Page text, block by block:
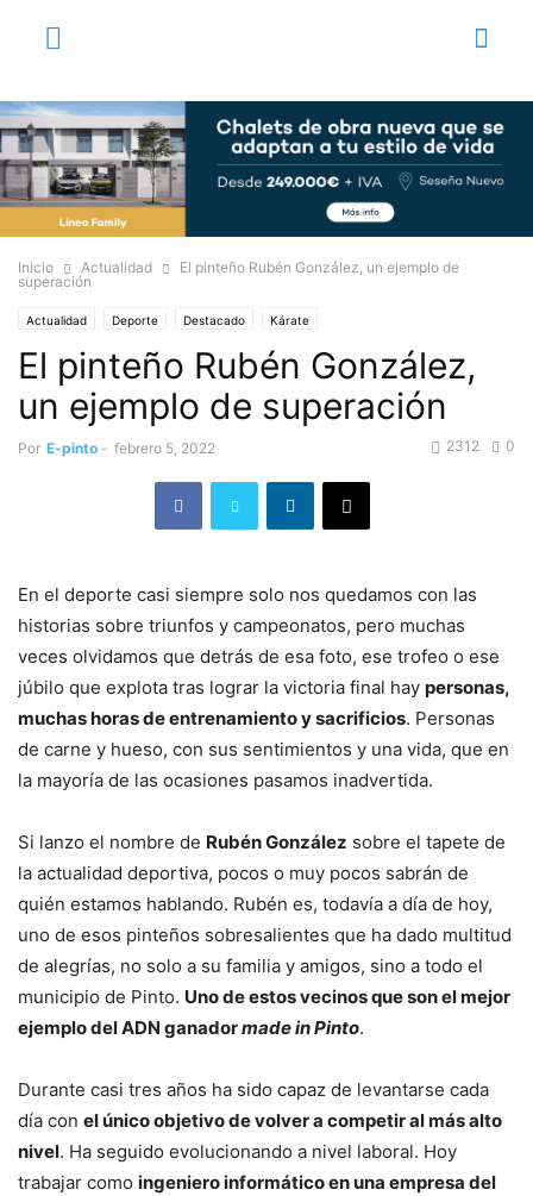
Inicio Actualidad
El pinteño Rubén González, un ejemplo de
superación
Actualidad Deporte Destacado Kárate
El pinteño Rubén González,
un ejemplo de superación
Por E-pinto - febrero 5, 2022 0
2312
En el deporte casi siempre solo nos quedamos con las
historias sobre triunfos y campeonatos, pero muchas
veces olvidamos que detrás de esa foto, ese trofeo o ese
júbilo que explota tras lograr la victoria final hay personas,
muchas horas de entrenamiento y sacrificios. Personas
de carne y hueso, con sus sentimientos y una vida, que en
la mayoría de las ocasiones pasamos inadvertida.
Si lanzo el nombre de Rubén González sobre el tapete de
la actualidad deportiva, pocos o muy pocos sabrán de
quién estamos hablando. Rubén es, todavía a día de hoy,
uno de esos pinteños sobresalientes que ha dado multitud
de alegrías, no solo a su familia y amigos, sino a todo el
municipio de Pinto. Uno de estos vecinos que son el mejor
ejemplo del ADN ganadormade in Pinto.
Durante casi tres años ha sido capaz de levantarse cada
día con el único objetivo de volver a competir al más alto
nivel. Ha seguido evolucionando a nivel laboral. Hoy
trabajar como ingeniero informático en una empresa del